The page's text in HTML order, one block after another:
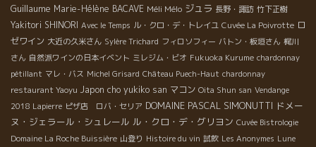
Guillaume Marie-Hélène BACAVE Méli Mélo ジュラ 長野・諏訪 竹下正樹
Yakitori SHINORI Avec le Temps ル・クロ・デ・トレイユ Cuvée La Poivrotte ロ
ゼワイン 大近の久米さん Sylère Trichard フィロソフィー バトン・板垣さん 梶川
さん 自然派ワインの日本イベント ミレジム・ビオ Fukuoka Kurume chardonnay
pétillant マレ・バス Michel Grisard Château Puech-Haut chardonnay
restaurant Yaoyu Japon cho yukiko san マコン Oita Shun san Vendange
2018 Lapierre ピザ店 ロバ・セリア DOMAINE PASCAL SIMONUTTI ドメー
ヌ・ジェラール・シュレール ル・クロ・デ・グリヨン Cuvée Bistrologie
Domaine La Roche Buissière 山登り Histoire du vin 試飲 Les Anonymes Lune